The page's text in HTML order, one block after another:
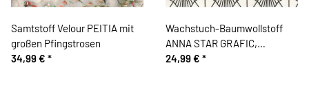
Samtstoff Velour PEITIA mit
großen Pfingstrosen
34,99 € *
Wachstuch-Baumwollstoff
ANNA STAR GRAFIC,
Strahlenrauten, weiß
24,99 € *